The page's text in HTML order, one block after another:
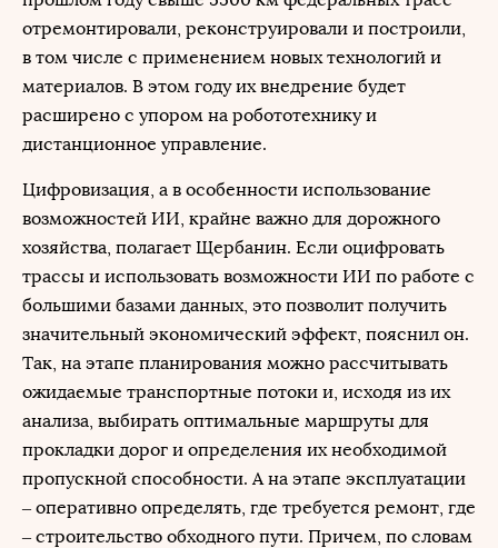
отремонтировали, реконструировали и построили,
в том числе с применением новых технологий и
материалов. В этом году их внедрение будет
расширено с упором на робототехнику и
дистанционное управление.
Цифровизация, а в особенности использование
возможностей ИИ, крайне важно для дорожного
хозяйства, полагает Щербанин. Если оцифровать
трассы и использовать возможности ИИ по работе с
большими базами данных, это позволит получить
значительный экономический эффект, пояснил он.
Так, на этапе планирования можно рассчитывать
ожидаемые транспортные потоки и, исходя из их
анализа, выбирать оптимальные маршруты для
прокладки дорог и определения их необходимой
пропускной способности. А на этапе эксплуатации
– оперативно определять, где требуется ремонт, где
– строительство обходного пути. Причем, по словам